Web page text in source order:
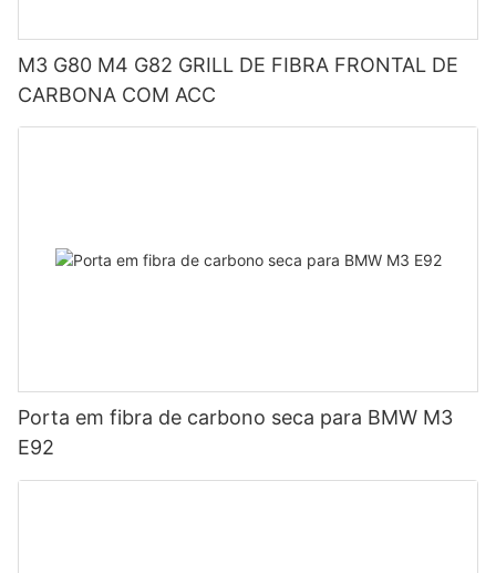
M3 G80 M4 G82 GRILL DE FIBRA FRONTAL DE
CARBONA COM ACC
Porta em fibra de carbono seca para BMW M3
E92